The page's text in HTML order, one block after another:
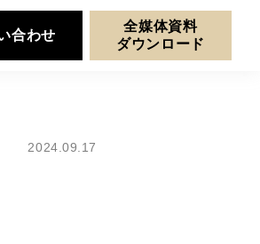
合わせ
全媒体資料
ダウンロード
2024.09.17